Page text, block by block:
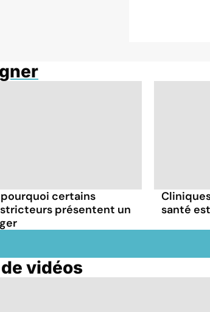
pourquoi certains
présentent un
santé
vidéos